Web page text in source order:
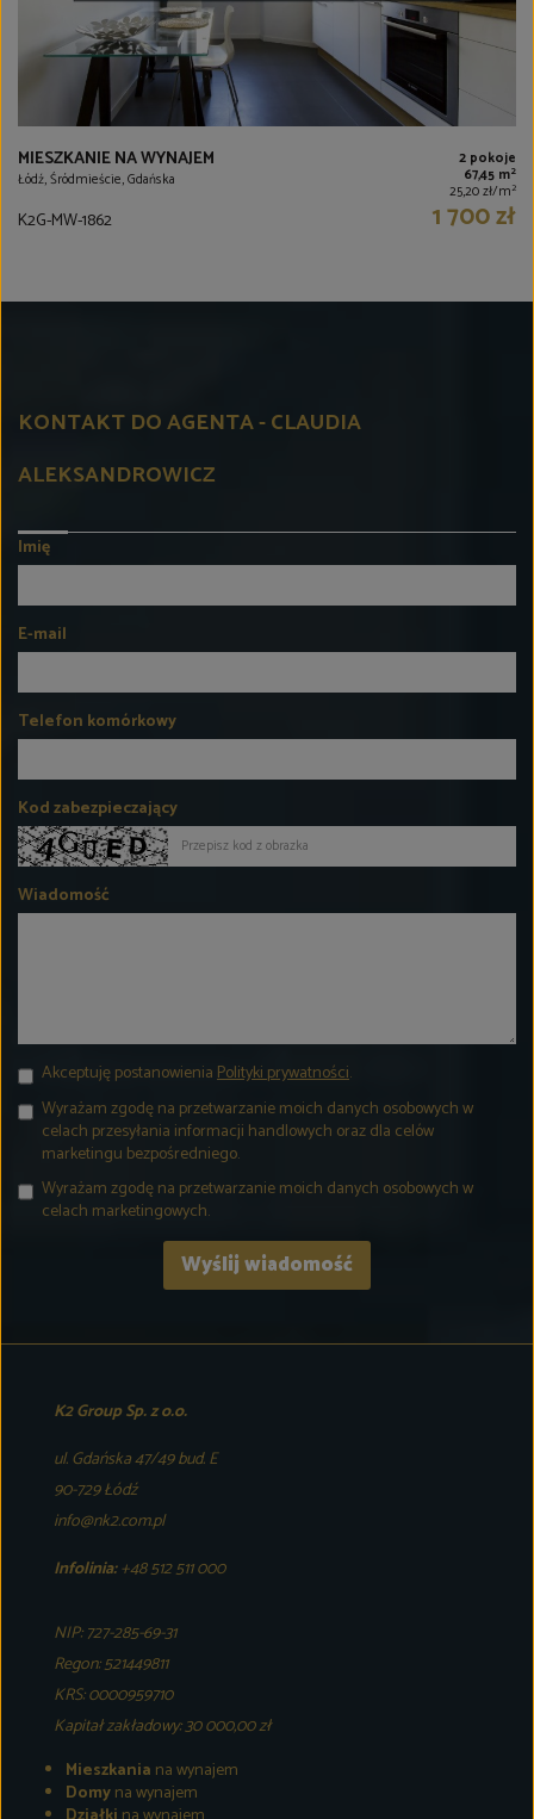
MIESZKANIE NA WYNAJEM
Łódź, Śródmieście, Gdańska
2 pokoje
67,45 m2
25,20 zł/m2
K2G-MW-1862 1 700 zł
KONTAKT DO AGENTA - CLAUDIA
ALEKSANDROWICZ
Imię
E-mail
Telefon komórkowy
Kod zabezpieczający
Wiadomość
Akceptuję postanowieniaPolityki prywatności.
Wyrażam zgodę na przetwarzanie moich danych osobowych w
celach przesyłania informacji handlowych oraz dla celów
marketingu bezpośredniego.
Wyrażam zgodę na przetwarzanie moich danych osobowych w
celach marketingowych.
K2 Group Sp. z o.o.
ul. Gdańska 47/49 bud. E
90-729 Łódź
info@nk2.com.pl
Infolinia:+48 512 511 000
NIP: 727-285-69-31
Regon: 521449811
KRS: 0000959710
Kapitał zakładowy: 30 000,00 zł
Mieszkania na wynajem
Domyna wynajem